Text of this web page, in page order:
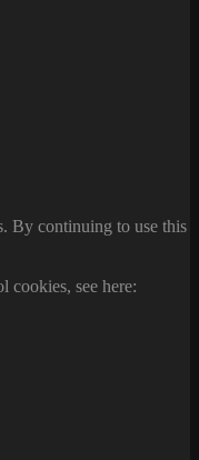
By continuing to use this
cookies, see here: